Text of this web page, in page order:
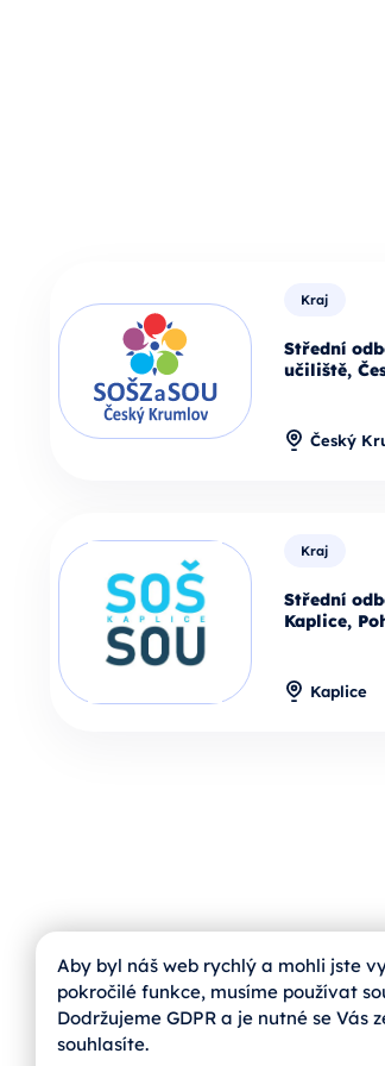
Kraj
Střední
učiliště,
Český
Kraj
Střední
Kaplice,
Kaplice
jihoskop@zvas.eu
Aby byl náš web rychlý a mohli jste
pokročilé funkce, musíme používat
Dodržujeme GDPR a je nutné se Vás
souhlasíte.